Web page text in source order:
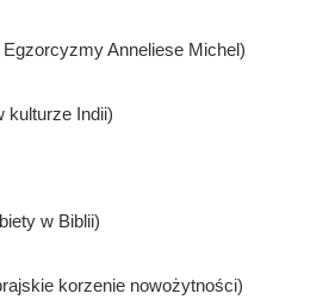
Anneliese Michel)
kulturze Indii)
w Biblii)
korzenie nowożytności)